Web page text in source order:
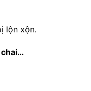
lộn xộn.
chai…